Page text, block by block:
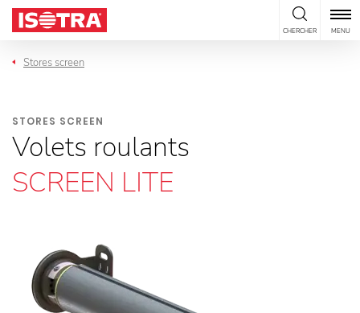
Passer au contenu
CHERCHER MENU
Stores screen
STORES SCREEN
Volets roulants
SCREEN LITE